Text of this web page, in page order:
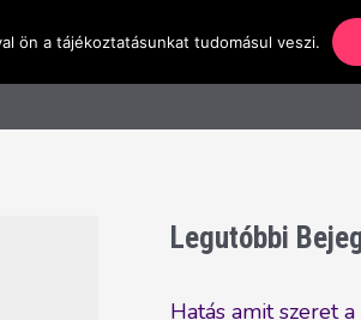
Legutóbbi
Hatás amit szeret a
ön a tájékoztatásunkat tudomásul veszi.